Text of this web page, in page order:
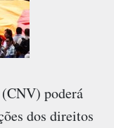
poderá
dos direitos